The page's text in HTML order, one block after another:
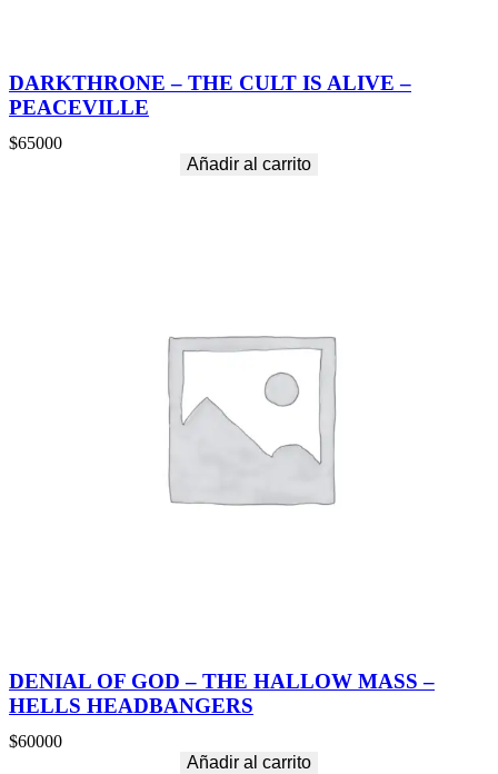
DARKTHRONE – THE CULT IS ALIVE –
PEACEVILLE
$65000
Añadir al carrito
DENIAL OF GOD – THE HALLOW MASS –
HELLS HEADBANGERS
$60000
Añadir al carrito